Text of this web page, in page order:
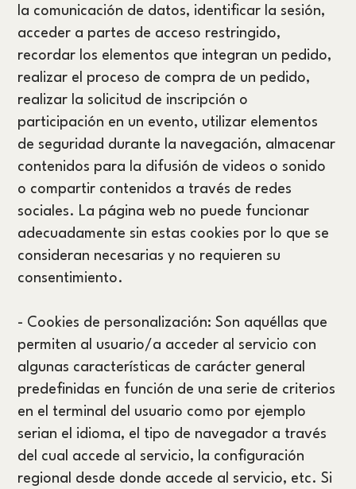
la comunicación de datos, identificar la sesión,
acceder a partes de acceso restringido,
recordar los elementos que integran un pedido,
realizar el proceso de compra de un pedido,
realizar la solicitud de inscripción o
participación en un evento, utilizar elementos
de seguridad durante la navegación, almacenar
contenidos para la difusión de videos o sonido
o compartir contenidos a través de redes
sociales. La página web no puede funcionar
adecuadamente sin estas cookies por lo que se
consideran necesarias y no requieren su
consentimiento.
- Cookies de personalización: Son aquéllas que
permiten al usuario/a acceder al servicio con
algunas características de carácter general
predefinidas en función de una serie de criterios
en el terminal del usuario como por ejemplo
serian el idioma, el tipo de navegador a través
del cual accede al servicio, la configuración
regional desde donde accede al servicio, etc. Si